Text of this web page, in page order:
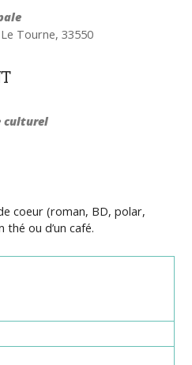
Tourne, 33550
culturel
coeur (roman, BD, polar,
ou d’un café.